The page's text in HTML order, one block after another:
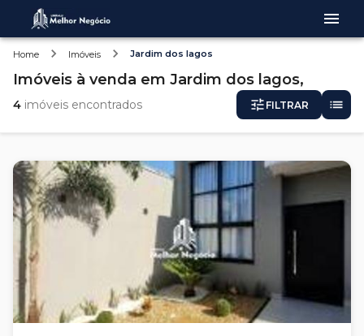
Home Imóveis Jardim dos lagos
Imóveis à venda em Jardim dos lagos,
4 imóveis encontrados FILTRAR